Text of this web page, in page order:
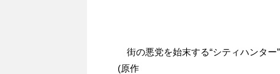
街の悪党を始末する“シティハンター
(原作